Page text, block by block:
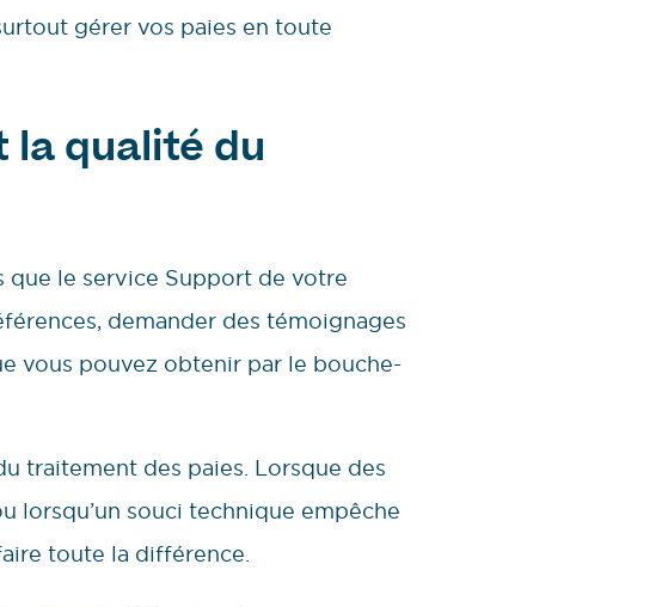
gérer vos paies en toute
la qualité du
que le service Support de votre
demander des témoignages
vous pouvez obtenir par le bouche-
traitement des paies. Lorsque des
lorsqu’un souci technique empêche
toute la différence.